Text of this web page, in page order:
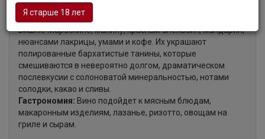
соблазнительный, утонченный, с теплыми землистыми
нотами, оттенками спелых фруктов и ягод, включая
вишню Мараскино, малину, красный апельсин, мандарин,
нюансами лакрицы, умами и кофе. Их украшают
полированные бархатистые танины, которые
смешиваются в невероятно долгом, драматическом
послевкусии с солоноватой минеральностью, нотами
солодки, какао и сливы.
Гастрономия: Вино подойдет к мясным блюдам,
макаронным изделиям, лазанье, ризотто, овощам на
гриле и сырам.
Я старше 18 лет